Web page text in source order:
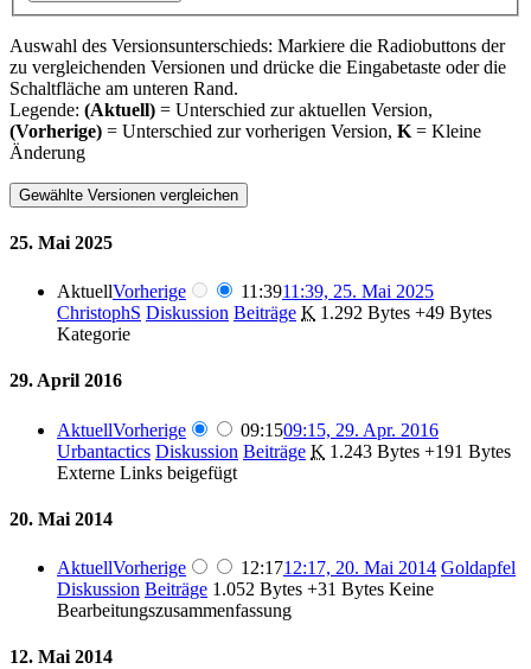
Auswahl des Versionsunterschieds: Markiere die Radiobuttons der
zu vergleichenden Versionen und drücke die Eingabetaste oder die
Schaltfläche am unteren Rand.
Legende: (Aktuell) = Unterschied zur aktuellen Version,
(Vorherige) = Unterschied zur vorherigen Version, K = Kleine
Änderung
25. Mai 2025
AktuellVorherige 11:3911:39, 25. Mai 2025
ChristophS Diskussion Beiträge K 1.292 Bytes +49 Bytes
Kategorie
29. April 2016
AktuellVorherige 09:1509:15, 29. Apr. 2016
Urbantactics Diskussion Beiträge K 1.243 Bytes +191 Bytes
Externe Links beigefügt
20. Mai 2014
AktuellVorherige 12:1712:17, 20. Mai 2014 Goldapfel
Diskussion Beiträge 1.052 Bytes +31 Bytes Keine
Bearbeitungszusammenfassung
12. Mai 2014